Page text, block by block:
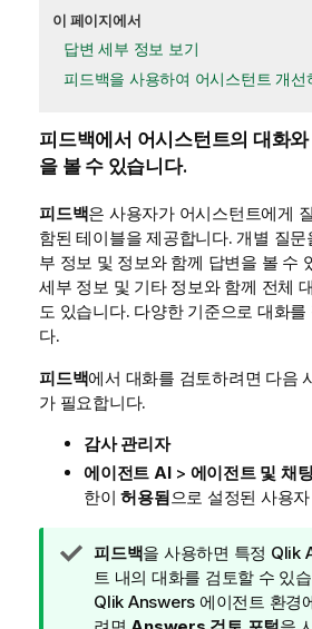
이 페이지에서
답변 세부 정보 보기
피드백을 사용하여 어시스턴트 개선
피드백에서 어시스턴트의 대화
을 볼 수 있습니다.
피드백은 사용자가 어시스턴트에게
함된 테이블을 제공합니다. 개별 질
부 정보 및 정보와 함께 답변을 볼 수
세부 정보 및 기타 정보와 함께 전체
도 있습니다. 다양한 기준으로 대화
다.
피드백에서 대화를 검토하려면 다음
가 필요합니다.
감사 관리자
에이전트 AI> 에이전트 및 채
한이허용됨으로 설정된 사용
팁
메
모
피드백을 사용하면 특정 Qlik
트 내의 대화를 검토할 수 있
Qlik Answers 에이전트 환경